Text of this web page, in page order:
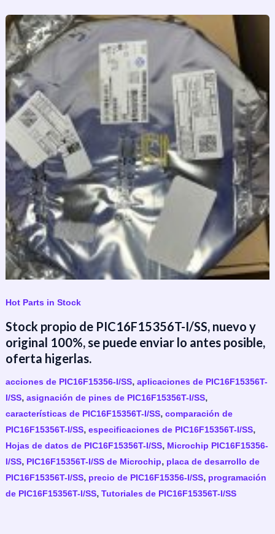
至
内
容
Hot Parts in Stock
Stock propio de PIC16F15356T-I/SS, nuevo y
original 100%, se puede enviar lo antes posible,
oferta higerlas.
acciones de PIC16F15356-I/SS, aplicaciones de PIC16F15356T-
I/SS, asignación de pines de PIC16F15356T-I/SS,
características de PIC16F15356T-I/SS, comparación de
PIC16F15356T-I/SS, especificaciones de PIC16F15356T-I/SS,
Hojas de datos de PIC16F15356T-I/SS, Microchip PIC16F15356-
I/SS, PIC16F15356T-I/SS de Microchip, placa de desarrollo de
PIC16F15356T-I/SS, precio de PIC16F15356-I/SS, programación
de PIC16F15356T-I/SS, Tutoriales de PIC16F15356T-I/SS